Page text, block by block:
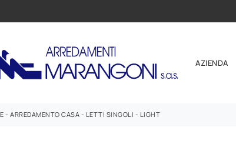
AZIENDA
-ARREDAMENTO CASA - LETTI SINGOLI - LIGHT